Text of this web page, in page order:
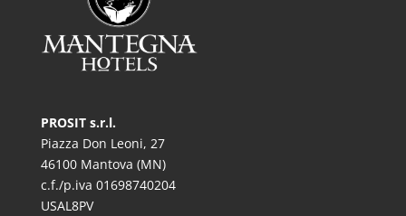
PROSIT s.r.l.
Piazza Don Leoni, 27
46100 Mantova (MN)
c.f./p.iva 01698740204
USAL8PV